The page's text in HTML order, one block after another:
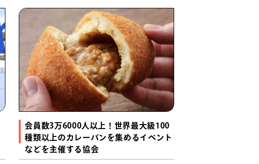
会員数3万6000人以上！世界最大級100
種類以上のカレーパンを集めるイベント
などを主催する協会